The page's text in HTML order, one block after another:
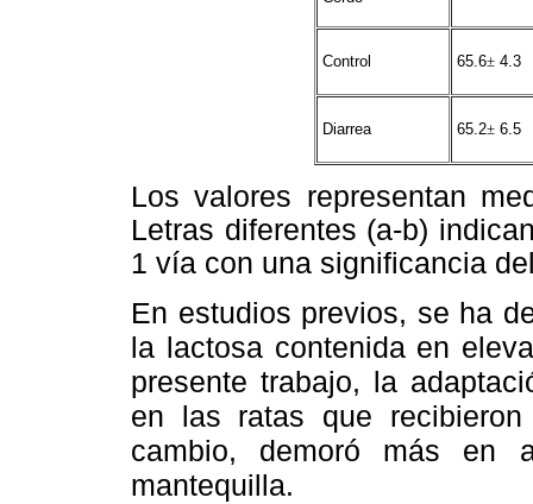
Control 65.6± 4.3
Diarrea 65.2± 6.5
Los valores representan
Letras diferentes (a-b)
1 vía con una significancia
En estudios previos, se ha
la lactosa contenida en
presente trabajo, la
en las ratas que
cambio, demoró más en
mantequilla.